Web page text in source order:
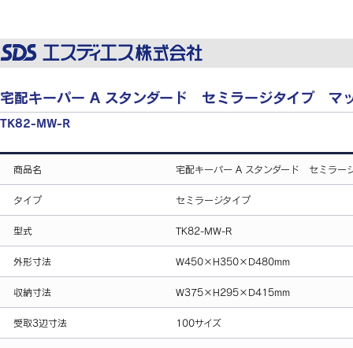
宅配キーパー A スタンダード セミラージタイプ マ
TK82-MW-R
商品名 宅配キーパー A スタンダード セミラー
タイプ セミラージタイプ
型式 TK82-MW-R
外形寸法 W450×H350×D480mm
収納寸法 W375×H295×D415mm
受取3辺寸法 100サイズ